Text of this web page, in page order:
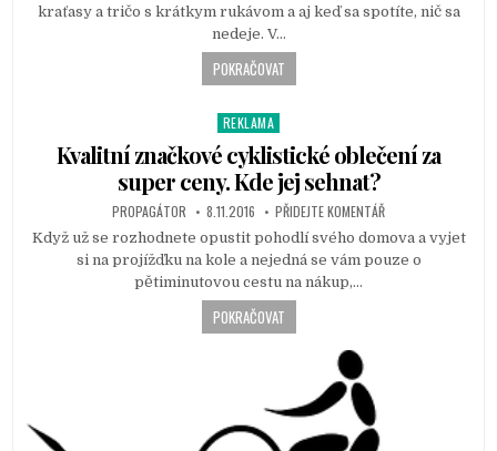
d
i
n
kraťasy a tričo s krátkym rukávom a aj keď sa spotíte, nič sa
nedeje. V…
POKRAČOVAT
P
o
s
t
e
d
i
n
REKLAMA
Kvalitní značkové cyklistické oblečení za
super ceny. Kde jej sehnat?
PROPAGÁTOR 8.11.2016 PŘIDEJTE KOMENTÁŘ
Když už se rozhodnete opustit pohodlí svého domova a vyjet
si na projížďku na kole a nejedná se vám pouze o
pětiminutovou cestu na nákup,…
POKRAČOVAT